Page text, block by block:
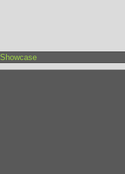
Showcase